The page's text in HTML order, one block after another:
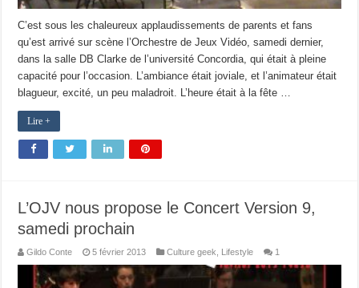
C’est sous les chaleureux applaudissements de parents et fans
qu’est arrivé sur scène l’Orchestre de Jeux Vidéo, samedi dernier,
dans la salle DB Clarke de l’université Concordia, qui était à pleine
capacité pour l’occasion. L’ambiance était joviale, et l’animateur était
blagueur, excité, un peu maladroit. L’heure était à la fête …
Lire +
L’OJV nous propose le Concert Version 9,
samedi prochain
Gildo Conte 5 février 2013 Culture geek, Lifestyle 1